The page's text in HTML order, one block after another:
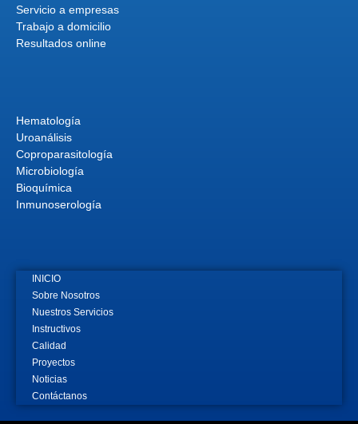
Servicio a empresas
Trabajo a domicilio
Resultados online
Hematología
Uroanálisis
Coproparasitología
Microbiología
Bioquímica
Inmunoserología
INICIO
Sobre Nosotros
Nuestros Servicios
Instructivos
Calidad
Proyectos
Noticias
Contáctanos